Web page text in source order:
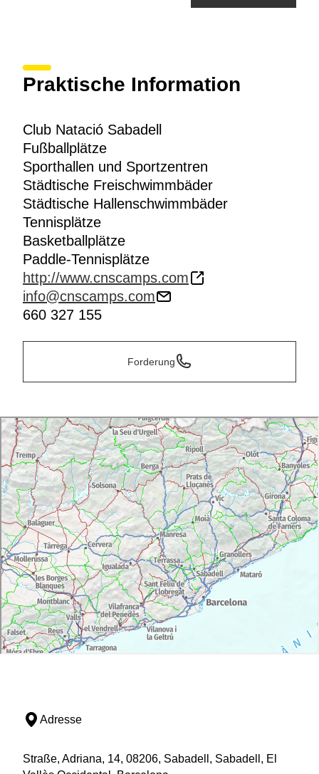
Praktische Information
Club Natació Sabadell
Fußballplätze
Sporthallen und Sportzentren
Städtische Freischwimmbäder
Städtische Hallenschwimmbäder
Tennisplätze
Basketballplätze
Paddle-Tennisplätze
http://www.cnscamps.com
info@cnscamps.com
660 327 155
Forderung
Adresse
Straße, Adriana, 14, 08206, Sabadell, Sabadell, El